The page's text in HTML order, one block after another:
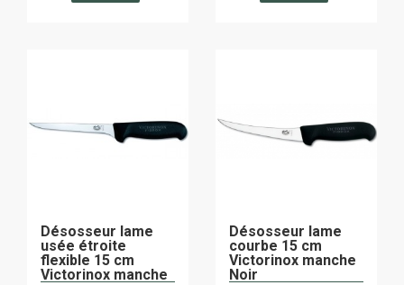
Désosseur lame
usée étroite
flexible 15 cm
Victorinox manche
Désosseur lame
courbe 15 cm
Victorinox manche
Noir